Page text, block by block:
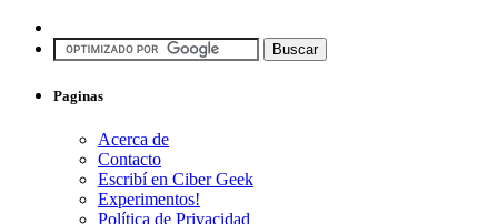
Paginas
Acerca de
Contacto
Escribí en Ciber Geek
Experimentos!
Política de Privacidad